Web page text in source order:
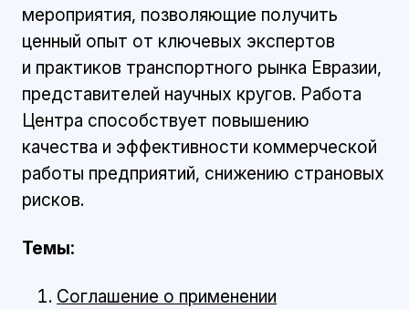
мероприятия, позволяющие получить
ценный опыт от ключевых экспертов
и практиков транспортного рынка Евразии,
представителей научных кругов. Работа
Центра способствует повышению
качества и эффективности коммерческой
работы предприятий, снижению страновых
рисков.
Темы:
Соглашение о применении